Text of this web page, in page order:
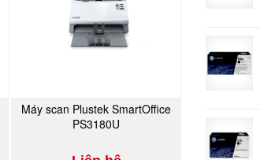
Máy scan Plustek SmartOffice
PS3180U
MUA NGAY